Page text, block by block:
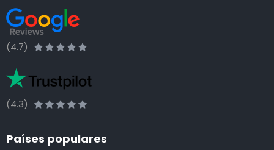
(4.7)
(4.3)
Países populares